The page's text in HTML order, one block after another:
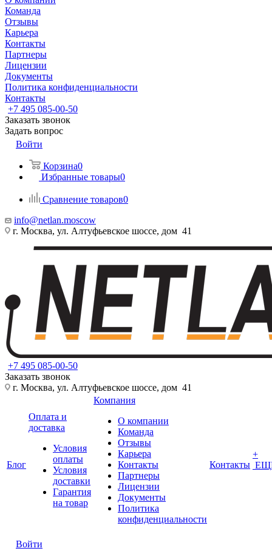
Команда
Отзывы
Карьера
Контакты
Партнеры
Лицензии
Документы
Политика конфиденциальности
Контакты
+7 495 085-00-50
Заказать звонок
Задать вопрос
Войти
Корзина0
Избранные товары0
Сравнение товаров0
info@netlan.moscow
г. Москва, ул. Алтуфьевское шоссе, дом 41
+7 495 085-00-50
Заказать звонок
г. Москва, ул. Алтуфьевское шоссе, дом 41
Блог
Оплата и
доставка
Условия
оплаты
Условия
доставки
Гарантия
на товар
Компания
О компании
Команда
Отзывы
Карьера
Контакты
Партнеры
Лицензии
Документы
Политика
конфиденциальности
Контакты
+
Войти